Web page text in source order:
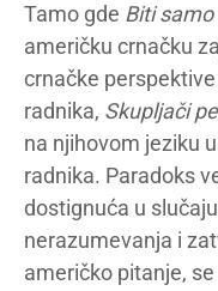
Tamo gde Biti
američku crnačku
crnačke
radnika, Skupljači
na njihovom jeziku
radnika. Paradoks
dostignuća u
nerazumevanja i
američko pitanje,